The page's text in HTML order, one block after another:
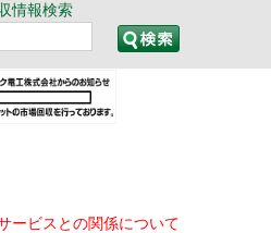
情報検索
ービスとの関係について